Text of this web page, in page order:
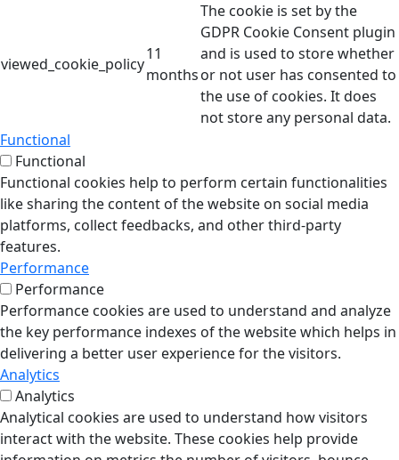
viewed_cookie_policy
11
months
The cookie is set by the
GDPR Cookie Consent plugin
and is used to store whether
or not user has consented to
the use of cookies. It does
not store any personal data.
Functional
Functional
Functional cookies help to perform certain functionalities
like sharing the content of the website on social media
platforms, collect feedbacks, and other third-party
features.
Performance
Performance
Performance cookies are used to understand and analyze
the key performance indexes of the website which helps in
delivering a better user experience for the visitors.
Analytics
Analytics
Analytical cookies are used to understand how visitors
interact with the website. These cookies help provide